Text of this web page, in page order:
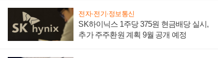
전자·전기·정보통신
SK하이닉스 1주당 375원 현금배당 실시,
추가 주주환원 계획 9월 공개 예정